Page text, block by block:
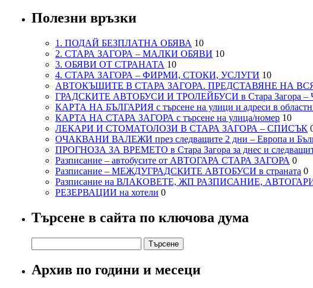
Полезни връзки
1. ПОДАЙ БЕЗПЛАТНА ОБЯВА 10
2. СТАРА ЗАГОРА – МАЛКИ ОБЯВИ 10
3. ОБЯВИ ОТ СТРАНАТА 10
4. СТАРА ЗАГОРА – ФИРМИ, СТОКИ, УСЛУГИ 10
АВТОКЪЩИТЕ В СТАРА ЗАГОРА. ПРЕДСТАВЯНЕ НА
ГРАДСКИТЕ АВТОБУСИ И ТРОЛЕЙБУСИ в Стара Загора
КАРТА НА БЪЛГАРИЯ с търсене на улици и адреси в
КАРТА НА СТАРА ЗАГОРА с търсене на улица/номер 10
ЛЕКАРИ И СТОМАТОЛОЗИ В СТАРА ЗАГОРА – СПИСЪК
ОЧАКВАНИ ВАЛЕЖИ през следващите 2 дни – Европа и
ПРОГНОЗА ЗА ВРЕМЕТО в Стара Загора за днес и
Разписание – автобусите от АВТОГАРА СТАРА ЗАГОРА 0
Разписание – МЕЖДУГРАДСКИТЕ АВТОБУСИ в страната 0
Разписание на ВЛАКОВЕТЕ, ЖП РАЗПИСАНИЕ,
РЕЗЕРВАЦИИ на хотели 0
Търсене в сайта по ключова дума
за:
Архив по години и месеци